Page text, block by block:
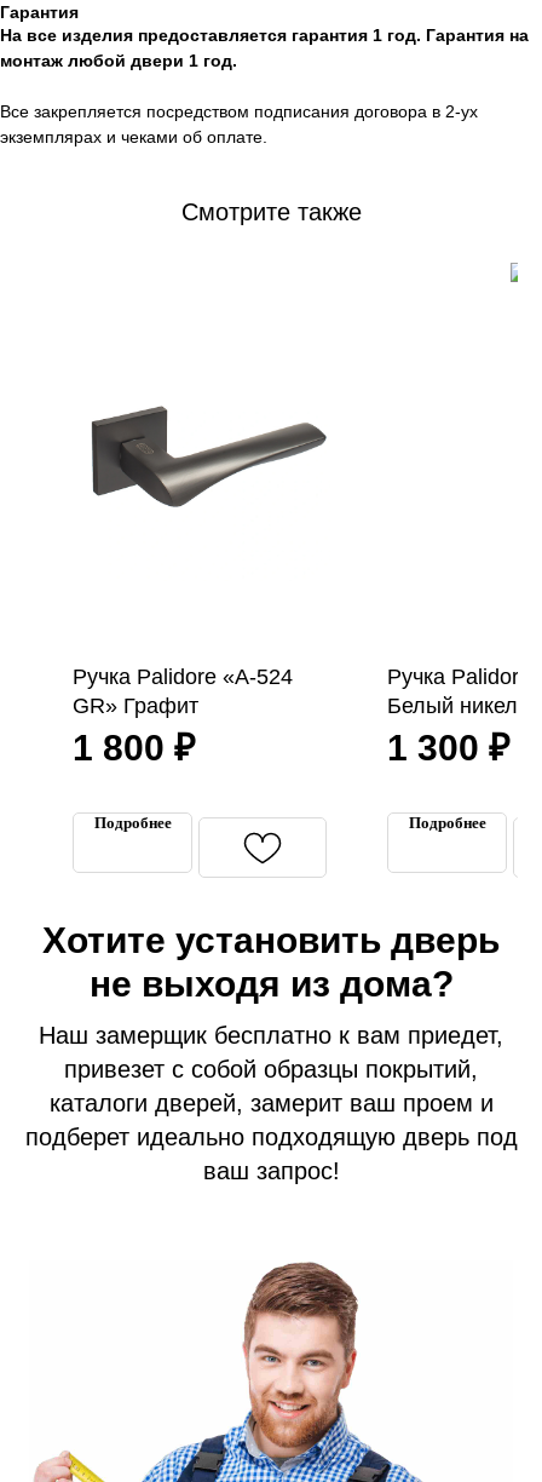
Гарантия
На все изделия предоставляется гарантия 1 год. Гарантия на
монтаж любой двери 1 год.
Все закрепляется посредством подписания договора в 2-ух
экземплярах и чеками об оплате.
Смотрите также
Ручка Palidore «A-524
GR» Графит
1 800 ₽
Подробнее
Ручка Palidore
Белый никель
1 300 ₽
Подробнее
Хотите установить дверь
не выходя из дома?
Наш замерщик бесплатно к вам приедет,
привезет с собой образцы покрытий,
каталоги дверей, замерит ваш проем и
подберет идеально подходящую дверь под
ваш запрос!
Противопожарные двери
Гаражные ворота
Тамбурные двери
Подъездные двери
Перегородки на этаж
Термодвери в дом
Межкомнатные двери